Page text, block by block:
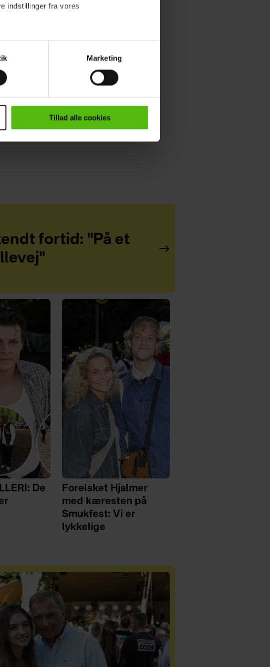
indstillinger fra vores
relevant journalistisk indhold til dig.
vores hjemmeside. Vi indsamler data
Marketing
Tillad alle cookies
slutter hun.
artiklen.
fortid: "På et
De
Forelsket Hjalmer
med kæresten på
Smukfest: Vi er
lykkelige